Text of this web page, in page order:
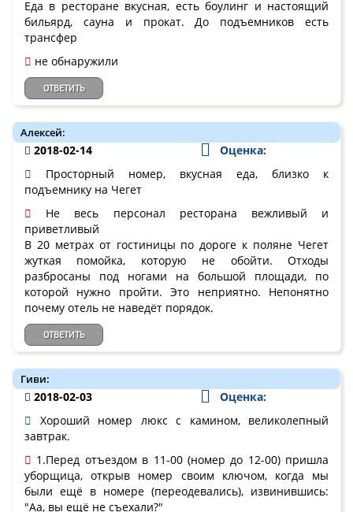
Еда в ресторане вкусная, есть боулинг и настоящий
бильярд, сауна и прокат. До подъемников есть
трансфер
не обнаружили
ОТВЕТИТЬ
Алексей:
2018-02-14
Оценка:
Просторный номер, вкусная еда, близко к
подъемнику на Чегет
Не весь персонал ресторана вежливый и
приветливый
В 20 метрах от гостиницы по дороге к поляне Чегет
жуткая помойка, которую не обойти. Отходы
разбросаны под ногами на большой площади, по
которой нужно пройти. Это неприятно. Непонятно
почему отель не наведёт порядок.
ОТВЕТИТЬ
Гиви:
2018-02-03
Оценка:
Хороший номер люкс с камином, великолепный
завтрак.
1.Перед отъездом в 11-00 (номер до 12-00) пришла
уборщица, открыв номер своим ключом, когда мы
были ещё в номере (переодевались), извинившись:
"Аа, вы ещё не съехали?"